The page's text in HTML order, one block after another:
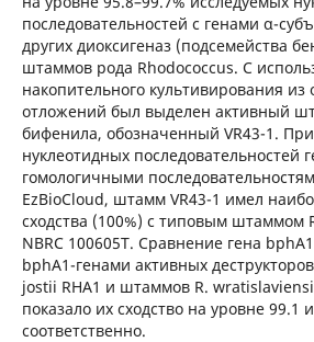
последовательностей с генами α-
других диоксигеназ (подсемейства
штаммов рода Rhodococcus. С
накопительного культивирования
отложений был выделен активный
бифенила, обозначенный VR43-1.
нуклеотидных последовательностей
гомологичными
EzBioCloud, штамм VR43-1 имел
сходства (100%) с типовым штаммом
NBRC 100605T. Сравнение гена
bphA1-генами активных
jostii RHA1 и штаммов R.
показало их сходство на уровне 99.1
соответственно.